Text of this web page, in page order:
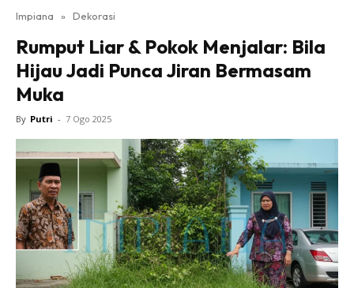
Ruang Makan
Ruang Tamu
Direktori
Interior Design
Landskap
DIY
Bilik Air
Bilik Tidur
Dapur
Ruang Makan
Make Over
Impiana » Dekorasi
Rumput Liar & Pokok Menjalar: Bila
Hijau Jadi Punca Jiran Bermasam
Muka
By Putri - 7 Ogo 2025